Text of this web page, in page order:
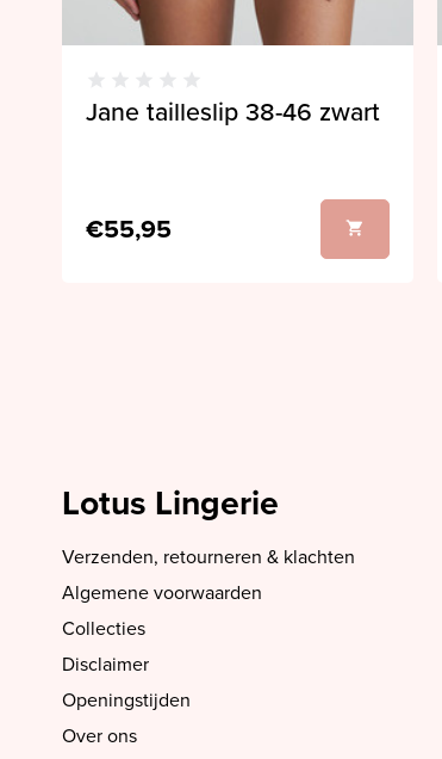
Jane tailleslip 38-46 zwart
€55,95
Lotus Lingerie
Verzenden, retourneren & klachten
Algemene voorwaarden
Collecties
Disclaimer
Openingstijden
Over ons